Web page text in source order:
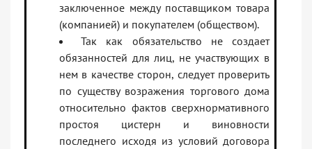
заключенное между поставщиком товара
(компанией) и покупателем (обществом).
Так как обязательство не создает
обязанностей для лиц, не участвующих в
нем в качестве сторон, следует проверить
по существу возражения торгового дома
относительно фактов сверхнормативного
простоя цистерн и виновности
последнего исходя из условий договора